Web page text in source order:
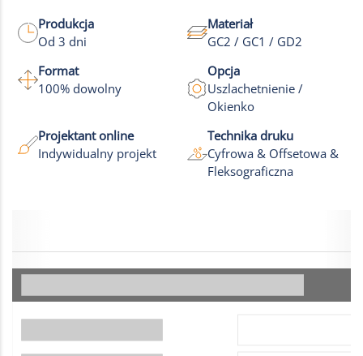
Produkcja
Od 3 dni
Materiał
GC2 / GC1 / GD2
Format
100% dowolny
Opcja
Uszlachetnienie /
Okienko
Projektant online
Indywidualny projekt
Technika druku
Cyfrowa & Offsetowa &
Fleksograficzna